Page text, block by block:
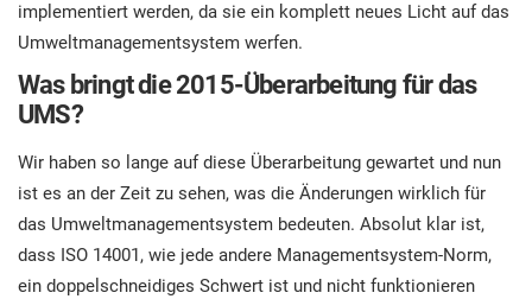
implementiert werden, da sie ein komplett neues Licht auf das
Umweltmanagementsystem werfen.
Was bringt die 2015-Überarbeitung für das
UMS?
Wir haben so lange auf diese Überarbeitung gewartet und nun
ist es an der Zeit zu sehen, was die Änderungen wirklich für
das Umweltmanagementsystem bedeuten. Absolut klar ist,
dass ISO 14001, wie jede andere Managementsystem-Norm,
ein doppelschneidiges Schwert ist und nicht funktionieren